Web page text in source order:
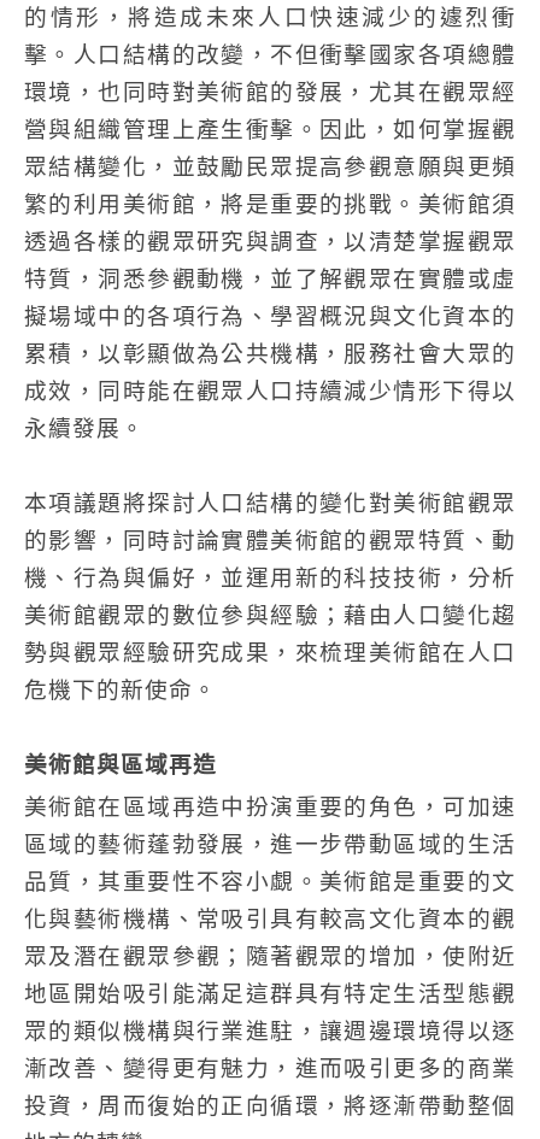
的情形，將造成未來人口快速減少的遽烈衝
擊。人口結構的改變，不但衝擊國家各項總體
環境，也同時對美術館的發展，尤其在觀眾經
營與組織管理上產生衝擊。因此，如何掌握觀
眾結構變化，並鼓勵民眾提高參觀意願與更頻
繁的利用美術館，將是重要的挑戰。美術館須
透過各樣的觀眾研究與調查，以清楚掌握觀眾
特質，洞悉參觀動機，並了解觀眾在實體或虛
擬場域中的各項行為、學習概況與文化資本的
累積，以彰顯做為公共機構，服務社會大眾的
成效，同時能在觀眾人口持續減少情形下得以
永續發展。
本項議題將探討人口結構的變化對美術館觀眾
的影響，同時討論實體美術館的觀眾特質、動
機、行為與偏好，並運用新的科技技術，分析
美術館觀眾的數位參與經驗；藉由人口變化趨
勢與觀眾經驗研究成果，來梳理美術館在人口
危機下的新使命。
美術館與區域再造
美術館在區域再造中扮演重要的角色，可加速
區域的藝術蓬勃發展，進一步帶動區域的生活
品質，其重要性不容小覷。美術館是重要的文
化與藝術機構、常吸引具有較高文化資本的觀
眾及潛在觀眾參觀；隨著觀眾的增加，使附近
地區開始吸引能滿足這群具有特定生活型態觀
眾的類似機構與行業進駐，讓週邊環境得以逐
漸改善、變得更有魅力，進而吸引更多的商業
投資，周而復始的正向循環，將逐漸帶動整個